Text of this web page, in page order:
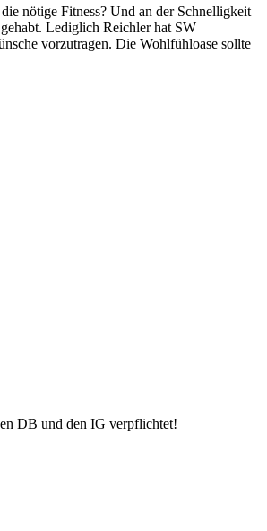
nötige Fitness? Und an der Schnelligkeit
Lediglich Reichler hat SW
vorzutragen. Die Wohlfühloase sollte
DB und den IG verpflichtet!